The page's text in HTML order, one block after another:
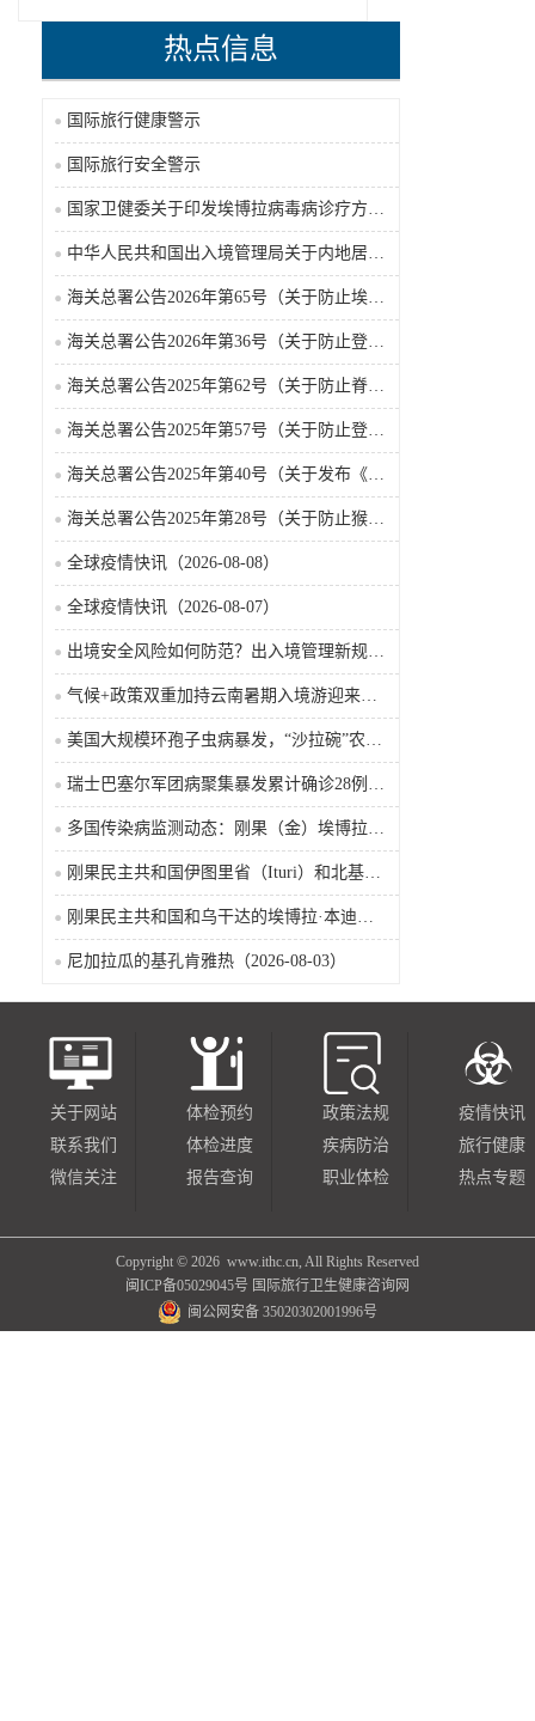
热点信息
国际旅行健康警示
国际旅行安全警示
国家卫健委关于印发埃博拉病毒病诊疗方案（2026年版）的通知
中华人民共和国出入境管理局关于内地居民前往港澳地区定居审批条件的公告（2026-06-30）
海关总署公告2026年第65号（关于防止埃博拉病毒病疫情传入我国的公告）（2026-05-18）
海关总署公告2026年第36号（关于防止登革热疫情传入我国的公告）
海关总署公告2025年第62号（关于防止脊髓灰质炎疫情传入我国的公告）
海关总署公告2025年第57号（关于防止登革热疫情传入我国的公告）
海关总署公告2025年第40号（关于发布《国境口岸传染病监测实施办法》的公告）
海关总署公告2025年第28号（关于防止猴痘疫情传入我国的公告）
全球疫情快讯（2026-08-08）
全球疫情快讯（2026-08-07）
出境安全风险如何防范？出入境管理新规9月15日起施行
气候+政策双重加持云南暑期入境游迎来热潮
美国大规模环孢子虫病暴发，“沙拉碗”农业生产陷入低迷
瑞士巴塞尔军团病聚集暴发累计确诊28例含死亡病例
多国传染病监测动态：刚果（金）埃博拉确诊突破4000例
刚果民主共和国伊图里省（Ituri）和北基伍省（Nord-Kivu）的埃博拉·本迪布乔病毒病（2026-08-04）
刚果民主共和国和乌干达的埃博拉·本迪布乔病毒病（2026-08-04）
尼加拉瓜的基孔肯雅热（2026-08-03）
关于网站
联系我们
微信关注
体检预约
体检进度
报告查询
政策法规
疾病防治
职业体检
疫情快讯
旅行健康
热点专题
Copyright © 2026 www.ithc.cn, All Rights Reserved
闽ICP备05029045号 国际旅行卫生健康咨询网
闽公网安备 35020302001996号